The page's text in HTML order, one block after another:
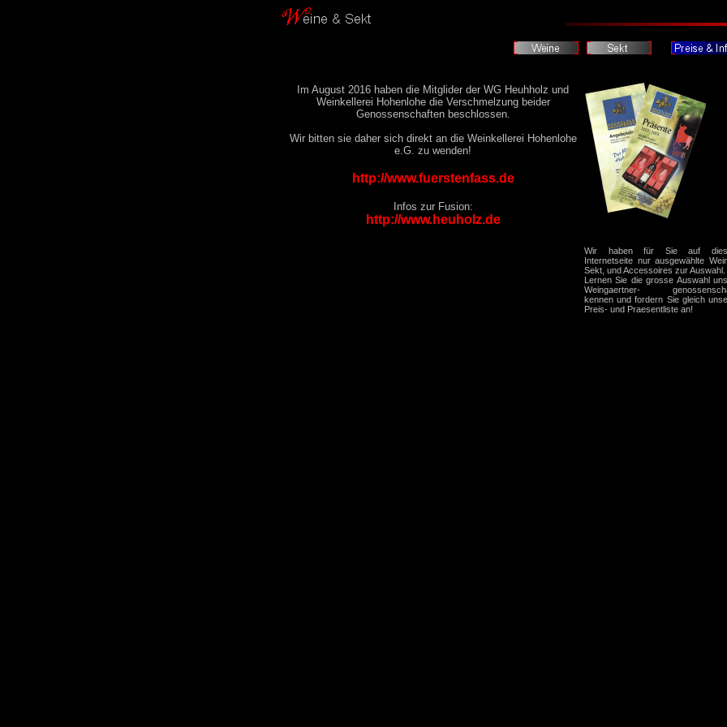
Im August 2016 haben die Mitglider der WG Heuhholz und
Weinkellerei Hohenlohe die Verschmelzung beider
Genossenschaften beschlossen.
Wir bitten sie daher sich direkt an die Weinkellerei Hohenlohe
e.G. zu wenden!
http://www.fuerstenfass.de
Infos zur Fusion:
http://www.heuholz.de
Wir haben für Sie auf
Internetseite nur ausgewählte
Sekt, und Accessoires zur Auswahl.
Lernen Sie die grosse Auswahl
Weingaertner-
kennen und fordern Sie gleich
Preis- und Praesentliste an!